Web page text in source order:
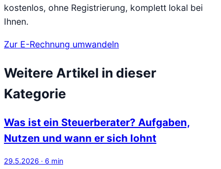
kostenlos, ohne Registrierung, komplett lokal bei
Ihnen.
Zur E-Rechnung umwandeln
Weitere Artikel in dieser
Kategorie
Was ist ein Steuerberater? Aufgaben,
Nutzen und wann er sich lohnt
29.5.2026 · 6 min